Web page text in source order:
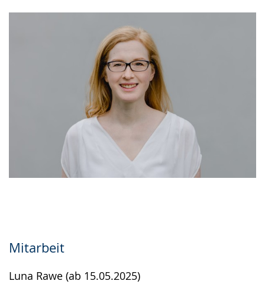
Mitarbeit
Luna Rawe (ab 15.05.2025)